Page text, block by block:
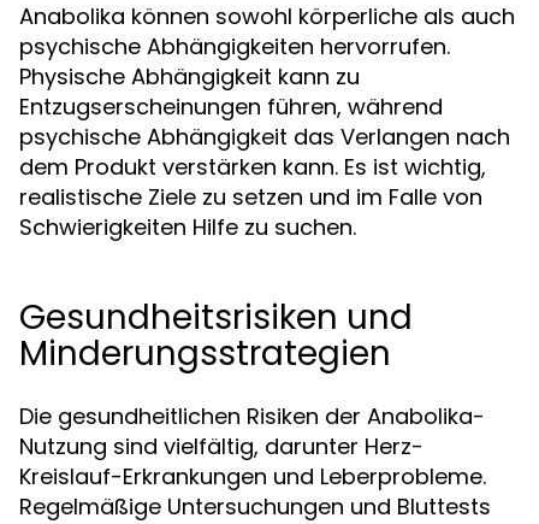
Anabolika können sowohl körperliche als auch
psychische Abhängigkeiten hervorrufen.
Physische Abhängigkeit kann zu
Entzugserscheinungen führen, während
psychische Abhängigkeit das Verlangen nach
dem Produkt verstärken kann. Es ist wichtig,
realistische Ziele zu setzen und im Falle von
Schwierigkeiten Hilfe zu suchen.
Gesundheitsrisiken und
Minderungsstrategien
Die gesundheitlichen Risiken der Anabolika-
Nutzung sind vielfältig, darunter Herz-
Kreislauf-Erkrankungen und Leberprobleme.
Regelmäßige Untersuchungen und Bluttests